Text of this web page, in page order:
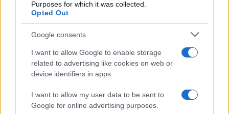
Purposes for which it was collected.
Opted Out
Google consents
I want to allow Google to enable storage
related to advertising like cookies on web or
device identifiers in apps.
I want to allow my user data to be sent to
Google for online advertising purposes.